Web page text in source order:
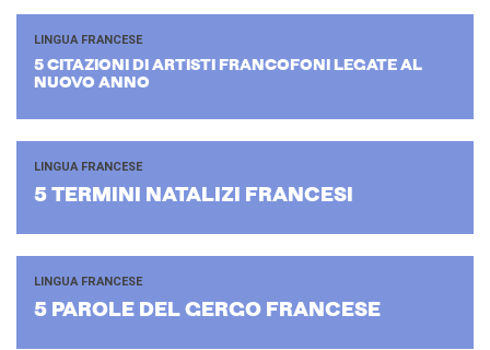
LINGUA FRANCESE
5 CI­TA­ZIO­NI DI AR­TI­STI FRAN­CO­FO­NI LE­GA­TE AL
NUOVO ANNO
LINGUA FRANCESE
5 TER­MI­NI NA­TA­LI­ZI FRAN­CE­SI
LINGUA FRANCESE
5 PA­RO­LE DEL GERGO FRAN­CE­SE